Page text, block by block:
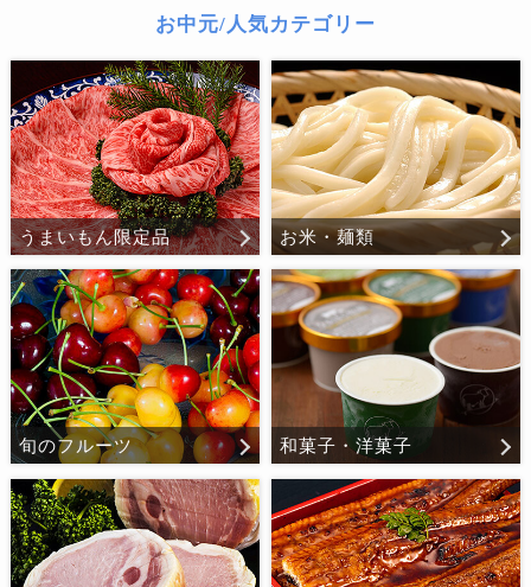
お中元/人気カテゴリー
うまいもん限定品 お米・麺類
旬のフルーツ 和菓子・洋菓子